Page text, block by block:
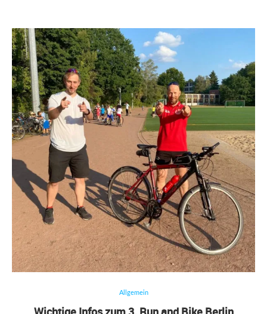
Allgemein